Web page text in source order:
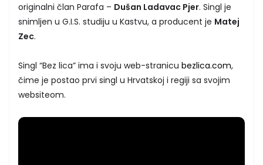
originalni član Parafa – Dušan Ladavac Pjer. Singl je
snimljen u G.I.S. studiju u Kastvu, a producent je Matej
Zec.
Singl “Bez lica” ima i svoju web-stranicu bezlica.com,
čime je postao prvi singl u Hrvatskoj i regiji sa svojim
websiteom.